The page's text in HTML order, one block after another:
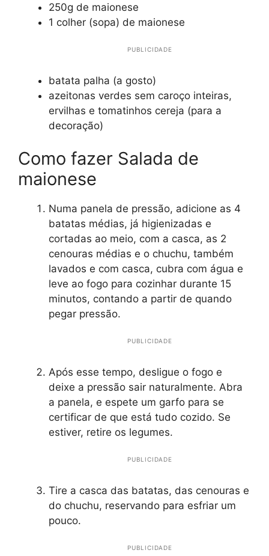
250g de maionese
1 colher (sopa) de maionese
PUBLICIDADE
batata palha (a gosto)
azeitonas verdes sem caroço inteiras,
ervilhas e tomatinhos cereja (para a
decoração)
Como fazer Salada de
maionese
Numa panela de pressão, adicione as 4
batatas médias, já higienizadas e
cortadas ao meio, com a casca, as 2
cenouras médias e o chuchu, também
lavados e com casca, cubra com água e
leve ao fogo para cozinhar durante 15
minutos, contando a partir de quando
pegar pressão.
PUBLICIDADE
Após esse tempo, desligue o fogo e
deixe a pressão sair naturalmente. Abra
a panela, e espete um garfo para se
certificar de que está tudo cozido. Se
estiver, retire os legumes.
PUBLICIDADE
Tire a casca das batatas, das cenouras e
do chuchu, reservando para esfriar um
pouco.
PUBLICIDADE